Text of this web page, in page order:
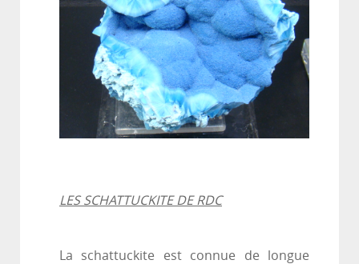
LES SCHATTUCKITE DE RDC
La schattuckite est connue de longue